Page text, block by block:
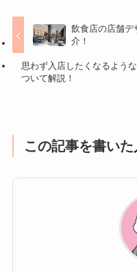
飲食店の店舗デ
介！
思わず入店したくなるよう
ついて解説！
この記事を書いた